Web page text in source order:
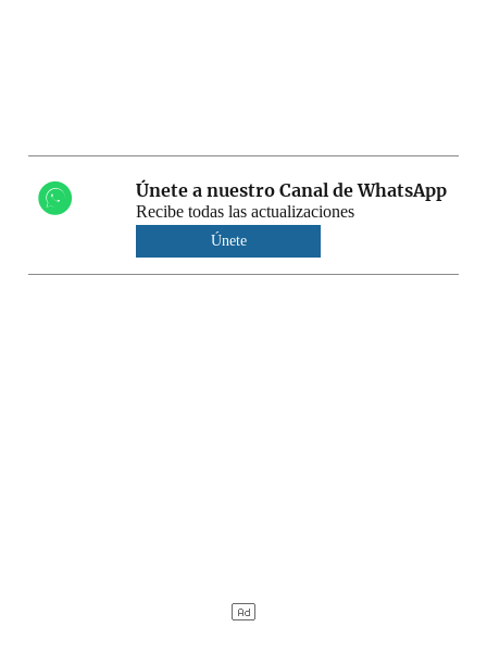
Únete a nuestro Canal de WhatsApp
Recibe todas las actualizaciones
Únete